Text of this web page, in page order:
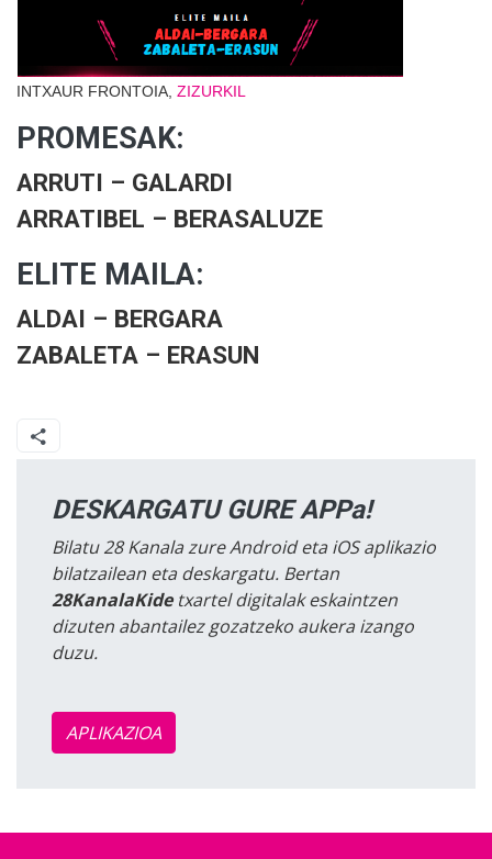
INTXAUR FRONTOIA, ZIZURKIL
PROMESAK:
ARRUTI – GALARDI
ARRATIBEL – BERASALUZE
ELITE MAILA:
ALDAI – BERGARA
ZABALETA – ERASUN
DESKARGATU GURE APPa!
Bilatu 28 Kanala zure Android eta iOS aplikazio
bilatzailean eta deskargatu. Bertan
28KanalaKidetxartel digitalak eskaintzen
dizuten abantailez gozatzeko aukera izango
duzu.
APLIKAZIOA